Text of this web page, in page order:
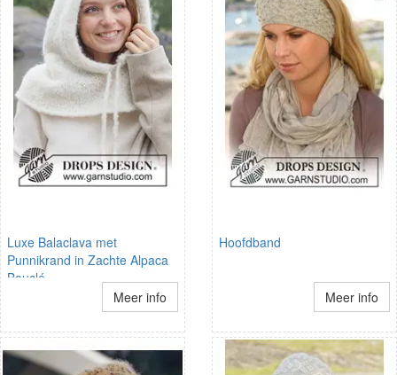
Luxe Balaclava met
Punnikrand in Zachte Alpaca
Bouclé
Meer info
Hoofdband
Meer info